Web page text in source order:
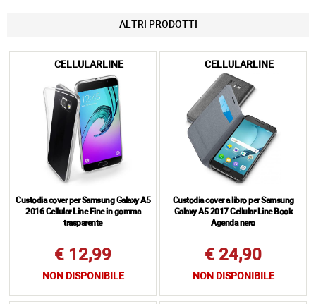
ALTRI PRODOTTI
CELLULARLINE
Custodia cover per Samsung Galaxy A5
2016 Cellular Line Fine in gomma
trasparente
€ 12,99
NON DISPONIBILE
CELLULARLINE
Custodia cover a libro per Samsung
Galaxy A5 2017 Cellular Line Book
Agenda nero
€ 24,90
NON DISPONIBILE